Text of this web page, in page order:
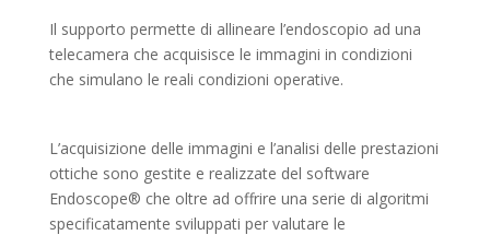
Il supporto permette di allineare l’endoscopio ad una
telecamera che acquisisce le immagini in condizioni
che simulano le reali condizioni operative.
L’acquisizione delle immagini e l’analisi delle prestazioni
ottiche sono gestite e realizzate del software
Endoscope® che oltre ad offrire una serie di algoritmi
specificatamente sviluppati per valutare le